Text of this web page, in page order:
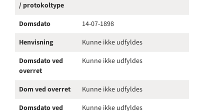
/ protokoltype
Domsdato
14-07-1898
Henvisning
Kunne ikke udfyldes
Domsdato ved
overret
Kunne ikke udfyldes
Dom ved overret
Kunne ikke udfyldes
Domsdato ved
Kunne ikke udfyldes